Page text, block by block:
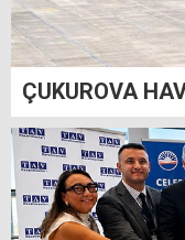
ÇUKUROVA